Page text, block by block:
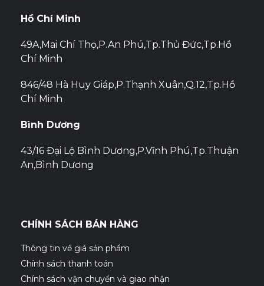
Hồ Chí Minh
49A,Mai Chí Thọ,P.An Phú,Tp.Thủ Đức,Tp.Hồ
Chí Minh
846/48 Hà Huy Giáp,P.Thạnh Xuân,Q.12,Tp.Hồ
Chí Minh
Bình Dương
43/16 Đại Lộ Bình Dương,P.Vĩnh Phú,Tp.Thuận
An,Bình Dương
CHÍNH SÁCH BÁN HÀNG
Thông tin về giá sản phẩm
Chính sách thanh toán
Chính sách vận chuyển và giao nhận